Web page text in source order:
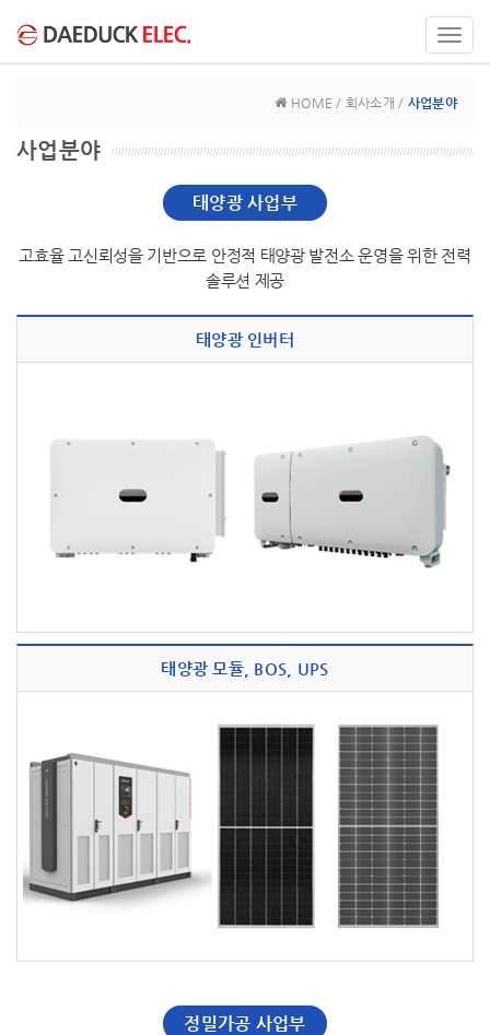
HOME / 회사소개 / 사업분야
사업분야
태양광 사업부
고효율 고신뢰성을 기반으로 안정적 태양광 발전소 운영을 위한 전력
솔루션 제공
태양광 인버터
태양광 모듈, BOS, UPS
정밀가공 사업부